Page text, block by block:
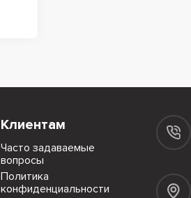
Клиентам
Часто задаваемые
вопросы
Политика
конфиденциальности